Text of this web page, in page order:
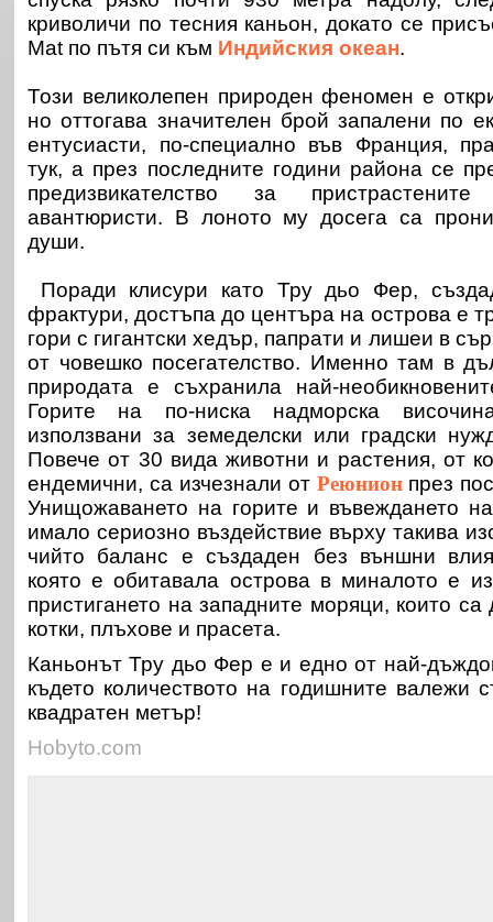
криволичи по тесния каньон, докато се
Mаt по пътя си към Индийския океан.
Този великолепен природен феномен е
но оттогава значителен брой запалени по
ентусиасти, по-специално във Франция,
тук, а през последните години района се
предизвикателство за
авантюристи. В лоното му досега са
души.
Поради клисури като Тру дьо Фер,
фрактури, достъпа до центъра на острова е
гори с гигантски хедър, папрати и лишеи в
от човешко посегателство. Именно там в
природата е съхранила най-
Горите на по-ниска надморска
използвани за земеделски или градски
Повече от 30 вида животни и растения, от
ендемични, са изчезнали от Реюнионпрез
Унищожаването на горите и въвеждането
имало сериозно въздействие върху такива
чийто баланс е създаден без външни
която е обитавала острова в миналото е
пристигането на западните моряци, които
котки, плъхове и прасета.
Каньонът Тру дьо Фер е и едно от най-
където количеството на годишните валежи
квадратен метър!
Hobyto.com